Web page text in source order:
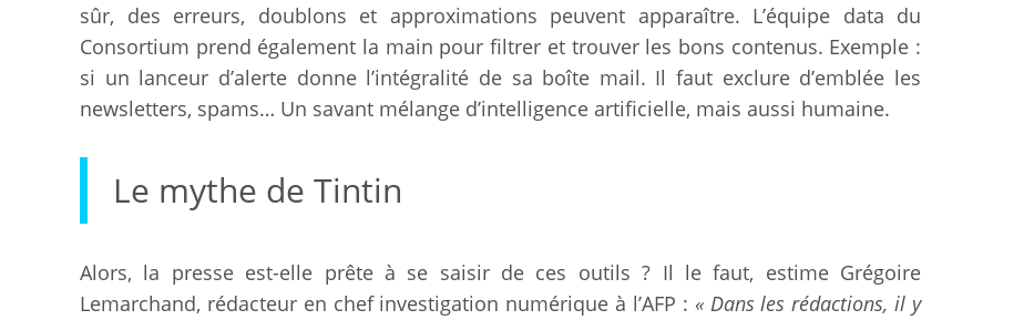
sûr, des erreurs, doublons et approximations peuvent apparaître. L’équipe data du
Consortium prend également la main pour filtrer et trouver les bons contenus. Exemple :
si un lanceur d’alerte donne l’intégralité de sa boîte mail. Il faut exclure d’emblée les
newsletters, spams… Un savant mélange d’intelligence artificielle, mais aussi humaine.
Le mythe de Tintin
Alors, la presse est-elle prête à se saisir de ces outils ? Il le faut, estime Grégoire
Lemarchand, rédacteur en chef investigation numérique à l’AFP : « Dans les rédactions, il y